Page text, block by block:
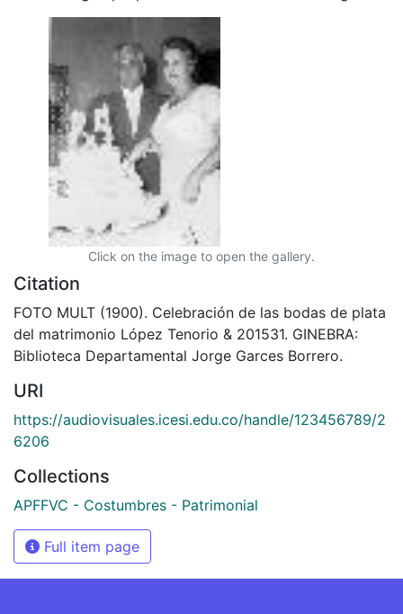
Click on the image to open the gallery.
Citation
FOTO MULT (1900). Celebración de las bodas de plata
del matrimonio López Tenorio & 201531. GINEBRA:
Biblioteca Departamental Jorge Garces Borrero.
URI
https://audiovisuales.icesi.edu.co/handle/123456789/2
6206
Collections
APFFVC - Costumbres - Patrimonial
Full item page